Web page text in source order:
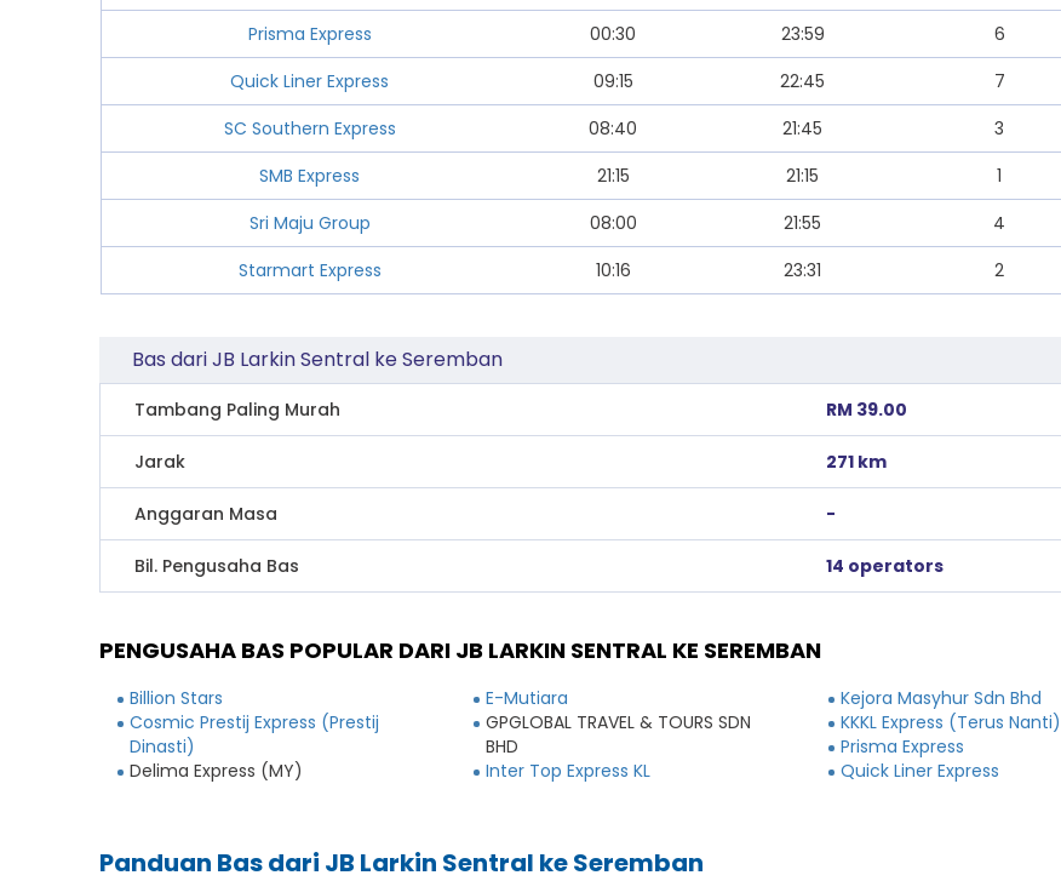
Prisma Express
00:30 23:59 6
Quick Liner Express
09:15 22:45 7
SC Southern Express
08:40 21:45 3
SMB Express
21:15 21:15 1
Sri Maju Group
08:00 21:55 4
Starmart Express
10:16 23:31 2
Bas dari JB Larkin Sentral ke Seremban
Tambang Paling Murah RM 39.00
Jarak 271 km
Anggaran Masa -
Bil. Pengusaha Bas 14 operators
PENGUSAHA BAS POPULAR DARI JB LARKIN SENTRAL KE SEREMBAN
Billion Stars
Cosmic Prestij Express (Prestij
Dinasti)
Delima Express (MY)
E-Mutiara
GPGLOBAL TRAVEL & TOURS SDN
BHD
Inter Top Express KL
Kejora Masyhur Sdn Bhd
KKKL Express (Terus Nanti)
Prisma Express
Quick Liner Express
Panduan Bas dari JB Larkin Sentral ke Seremban